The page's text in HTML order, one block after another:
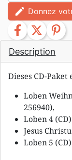
Description
Dieses CD-
Loben
256940),
Loben 4
Jesus
Loben 5
edit Donnez
facebook twitter pinterest